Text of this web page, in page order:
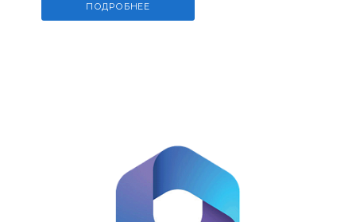
ПОДРОБНЕЕ